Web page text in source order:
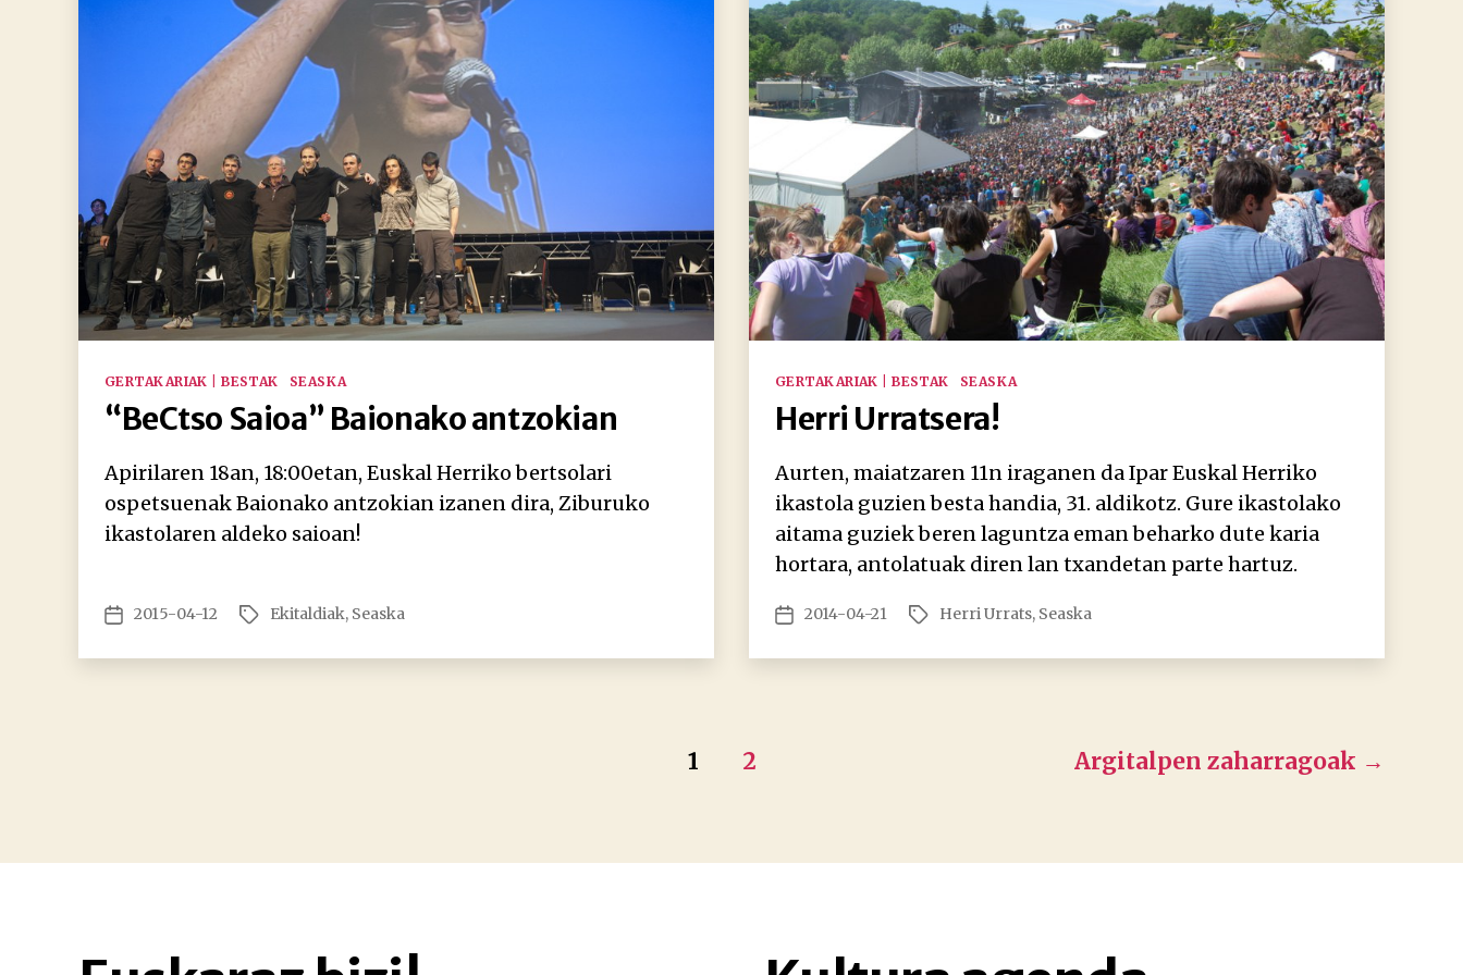
Kategoriak
GERTAKARIAK | BESTAK SEASKA
“BeCtso Saioa” Baionako antzokian
Apirilaren 18an, 18:00etan, Euskal Herriko bertsolari
ospetsuenak Baionako antzokian izanen dira, Ziburuko
ikastolaren aldeko saioan!
Argitalpenaren
2015-04-12 EtiketakEkitaldiak, Seaska
Kategoriak
GERTAKARIAK | BESTAK SEASKA
Herri Urratsera!
Aurten, maiatzaren 11n iraganen da Ipar Euskal Herriko
ikastola guzien besta handia, 31. aldikotz. Gure ikastolako
aitama guziek beren laguntza eman beharko dute karia
hortara, antolatuak diren lan txandetan parte hartuz.
Argitalpenaren
2014-04-21 EtiketakHerri Urrats, Seaska
1 2 Argitalpen zaharragoak →